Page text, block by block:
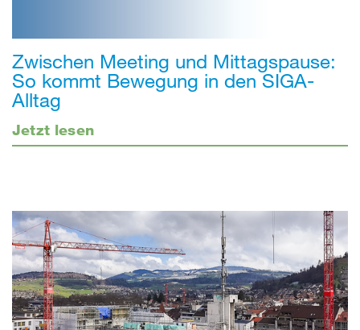
Zwischen Meeting und Mittagspause:
So kommt Bewegung in den SIGA-
Alltag
Jetzt lesen